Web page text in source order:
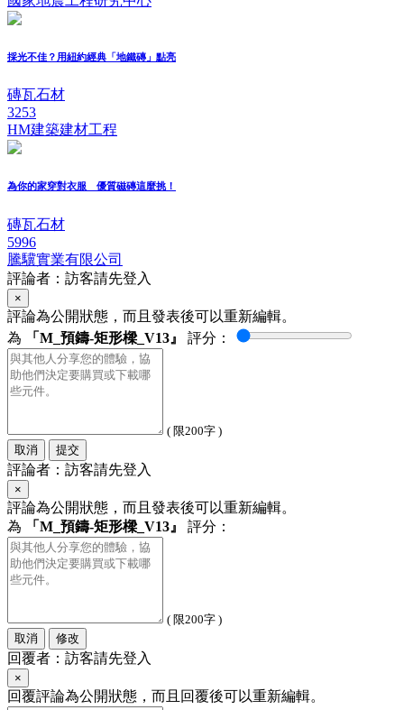
採光不佳？用紐約經典「地鐵磚」點亮
磚瓦石材
3253
HM建築建材工程
為你的家穿對衣服 優質磁磚這麼挑！
磚瓦石材
5996
騰驥實業有限公司
評論者：訪客請先登入
×
評論為公開狀態，而且發表後可以重新編輯。
為
「M_預鑄-矩形樑_V13』 評分：
( 限200字 )
取消
提交
評論者：訪客請先登入
×
評論為公開狀態，而且發表後可以重新編輯。
為
「M_預鑄-矩形樑_V13』 評分：
( 限200字 )
取消
修改
回覆者：訪客請先登入
×
回覆評論為公開狀態，而且回覆後可以重新編輯。